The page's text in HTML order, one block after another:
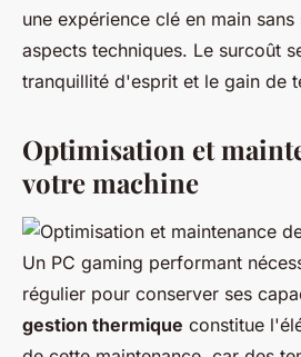
une expérience clé en main
aspects techniques. Le surcoût
tranquillité d'esprit et le gain de
Optimisation et
votre machine
Un PC gaming performant
régulier pour conserver ses
gestion thermique constitue